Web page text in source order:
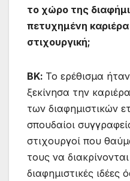
το χώρο της
πετυχημένη
στιχουργική;
ΒΚ: Το ερέθισμα
ξεκίνησα την
των διαφημιστικών
σπουδαίοι
στιχουργοί που
τους να
διαφημιστικές